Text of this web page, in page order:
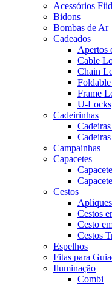
Acessórios
Bidons
Bombas de Ar
Cadeados
Apertos
Cable
Chain
Frame
U-Locks
Cadeirinhas
Campainhas
Capacetes
Cestos
Cestos
Cesto
Cestos
Espelhos
Fitas para
Iluminação
Combi